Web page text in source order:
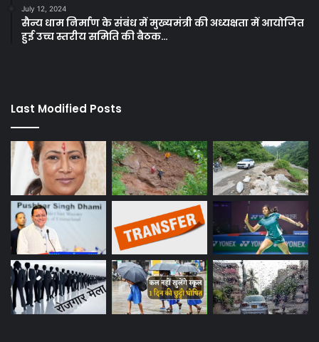
July 12, 2024
सैन्य धाम निर्माण के संबंध में मुख्यमंत्री की अध्यक्षता में आयोजित
हुई उच्च स्तरीय समिति की बैठक…
Last Modified Posts